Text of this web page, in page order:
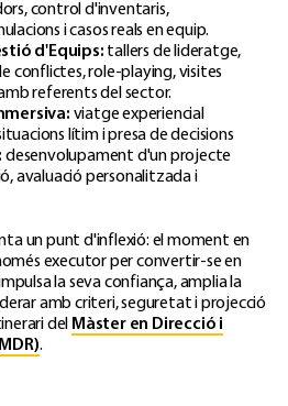
control d'inventaris,
i casos reals en equip.
d'Equips: tallers de lideratge,
conflictes, role-playing, visites
referents del sector.
viatge experiencial
lítim i presa de decisions
desenvolupament d'un projecte
avaluació personalitzada i
un punt d'inflexió: el moment en
executor per convertir-se en
la seva confiança, amplia la
amb criteri, seguretat i projecció
del Màster en Direcció i
.